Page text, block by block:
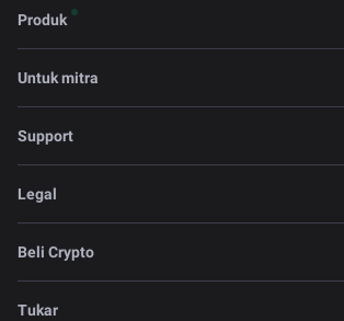
Produk
Untuk mitra
Support
Legal
Beli Crypto
Tukar